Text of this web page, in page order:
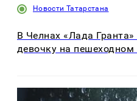
Новости Татарстана
В Челнах «Лада
девочку на пешеходном